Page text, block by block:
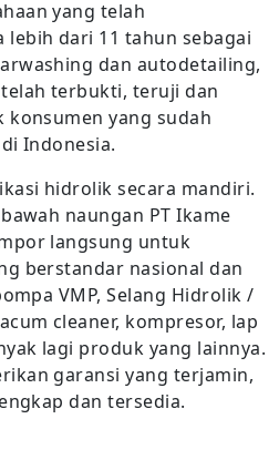
yang telah
lebih dari 11 tahun sebagai
dan autodetailing,
terbukti, teruji dan
konsumen yang sudah
Indonesia.
hidrolik secara mandiri.
naungan PT Ikame
langsung untuk
berstandar nasional dan
VMP, Selang Hidrolik /
cleaner, kompresor, lap
lagi produk yang lainnya.
garansi yang terjamin,
dan tersedia.